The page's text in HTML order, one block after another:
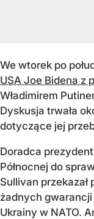
We wtorek po
USA Joe Bidena z
Władimirem
Dyskusja trwała
dotyczące jej
Doradca
Północnej do
Sullivan przekazał
żadnych
Ukrainy w NATO.